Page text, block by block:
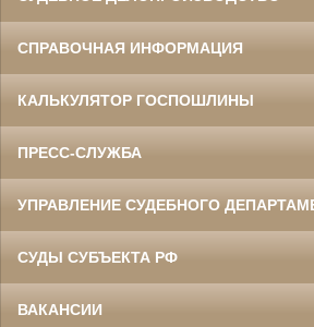
СПРАВОЧНАЯ ИНФОРМАЦИЯ
КАЛЬКУЛЯТОР ГОСПОШЛИНЫ
ПРЕСС-СЛУЖБА
УПРАВЛЕНИЕ СУДЕБНОГО
СУДЫ СУБЪЕКТА РФ
ВАКАНСИИ